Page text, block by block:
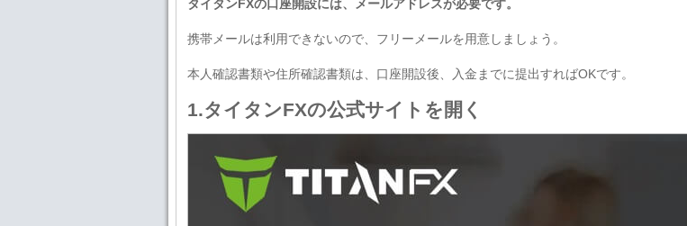
タイタンFXの口座開設には、メールアドレスが必要です。
携帯メールは利用できないので、フリーメールを用意しましょう。
本人確認書類や住所確認書類は、口座開設後、入金までに提出すればOKです。
1.タイタンFXの公式サイトを開く